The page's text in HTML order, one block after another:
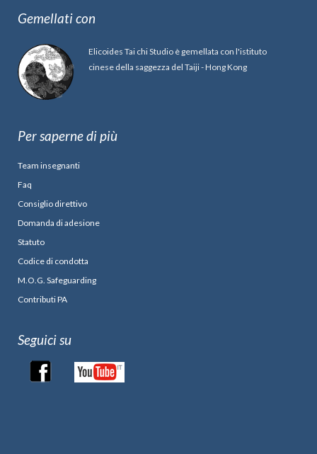
Gemellati con
Elicoides Tai chi Studio è gemellata con l'istituto
cinese della saggezza del Taiji - Hong Kong
Per saperne di più
Team insegnanti
Faq
Consiglio direttivo
Domanda di adesione
Statuto
Codice di condotta
M.O.G. Safeguarding
Contributi PA
Seguici su